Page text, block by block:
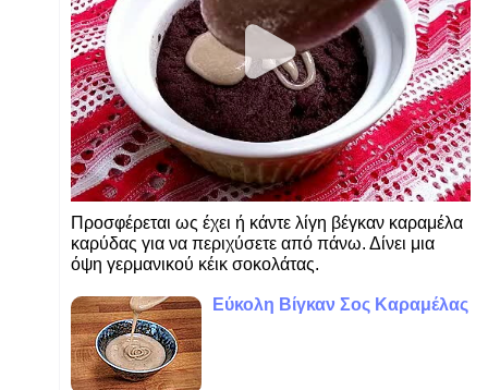
Προσφέρεται ως έχει ή κάντε λίγη βέγκαν καραμέλα
καρύδας για να περιχύσετε από πάνω. Δίνει μια
όψη γερμανικού κέικ σοκολάτας.
Εύκολη Βίγκαν Σος Καραμέλας